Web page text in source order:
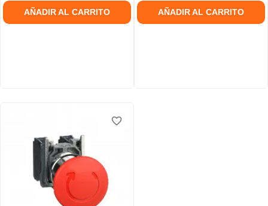
AÑADIR AL CARRITO AÑADIR AL CARRITO
favorite_border